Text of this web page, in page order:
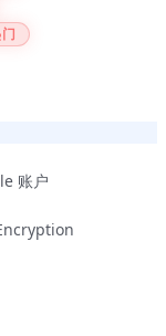
账户